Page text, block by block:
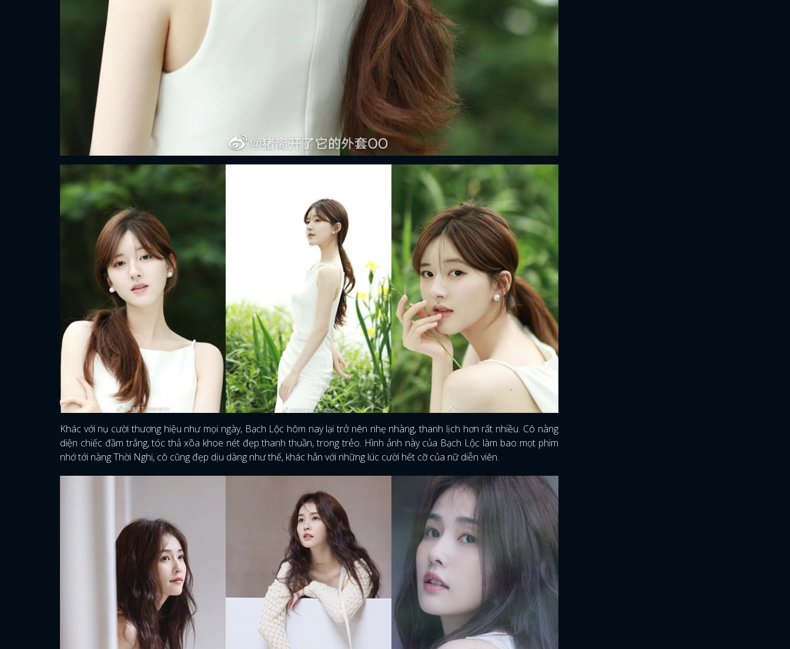
Khác với nụ cười thương hiệu như mọi ngày, Bạch Lộc hôm nay lại trở nên nhẹ nhàng, thanh lịch hơn rất nhiều. Cô nàng
diện chiếc đầm trắng, tóc thả xõa khoe nét đẹp thanh thuần, trong trẻo. Hình ảnh này của Bạch Lộc làm bao mọt phim
nhớ tới nàng Thời Nghi, cô cũng đẹp dịu dàng như thế, khác hẳn với những lúc cười hết cỡ của nữ diễn viên.